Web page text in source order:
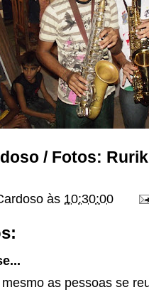
/ Fotos:
às 10:30:00
as pessoas se